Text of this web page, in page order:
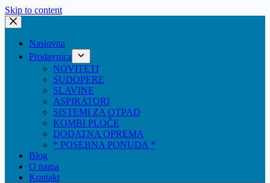
Skip to content
Naslovna
Prodavnica
NOVITETI
SUDOPERE
SLAVINE
ASPIRATORI
SISTEMI ZA OTPAD
KOMBI PLOČE
DODATNA OPREMA
* POSEBNA PONUDA *
Blog
O nama
Kontakt